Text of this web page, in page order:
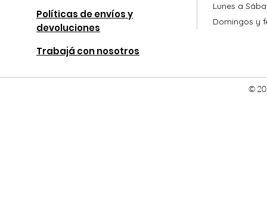
Políticas de envíos y
devoluciones
Trabajá con nosotros
Lunes a
Domingos y
©